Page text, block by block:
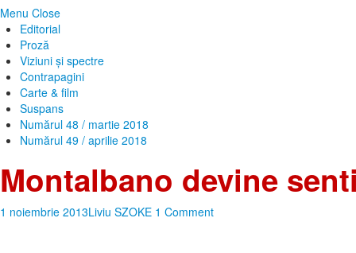
Menu Close
Editorial
Proză
Viziuni și spectre
Contrapagini
Carte & film
Suspans
Numărul 48 / martie 2018
Numărul 49 / aprilie 2018
Montalbano devine
1 noiembrie 2013Liviu SZOKE 1 Comment